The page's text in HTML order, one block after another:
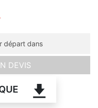
départ dans
DEVIS